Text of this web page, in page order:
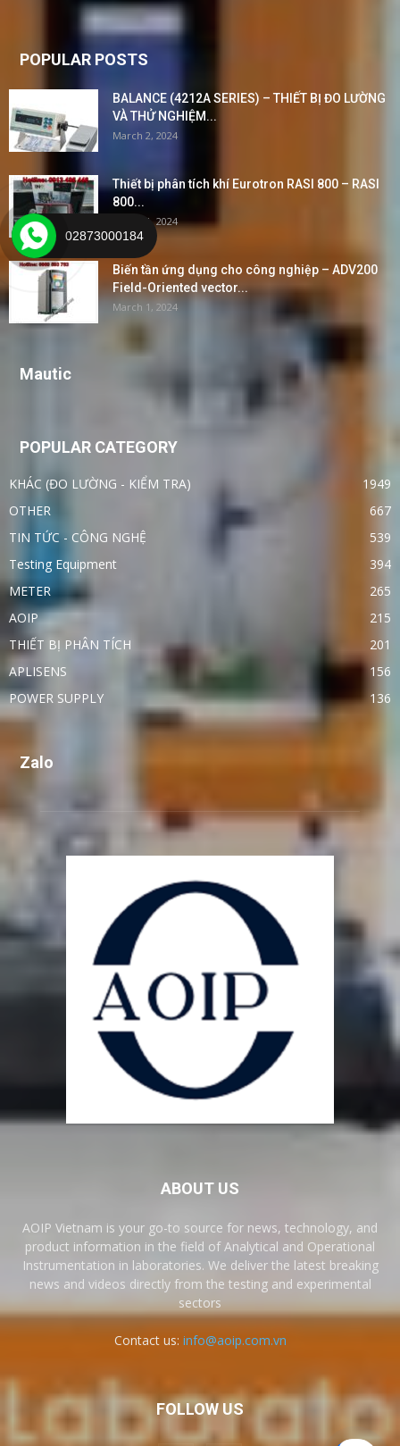
POPULAR POSTS
BALANCE (4212A SERIES) – THIẾT BỊ ĐO LƯỜNG
VÀ THỬ NGHIỆM...
March 2, 2024
Thiết bị phân tích khí Eurotron RASI 800 – RASI
800...
March 1, 2024
Biến tần ứng dụng cho công nghiệp – ADV200
Field-Oriented vector...
March 1, 2024
Mautic
POPULAR CATEGORY
KHÁC (ĐO LƯỜNG - KIỂM TRA)
1949
OTHER
667
TIN TỨC - CÔNG NGHỆ
539
Testing Equipment
394
METER
265
AOIP
215
THIẾT BỊ PHÂN TÍCH
201
APLISENS
156
POWER SUPPLY
136
Zalo
ABOUT US
AOIP Vietnam is your go-to source for news, technology, and
product information in the field of Analytical and Operational
Instrumentation in laboratories. We deliver the latest breaking
news and videos directly from the testing and experimental
sectors
Contact us: info@aoip.com.vn
FOLLOW US
02873000184